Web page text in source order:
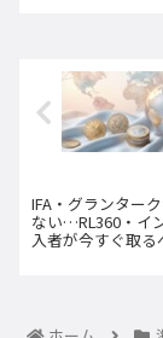
IFA・グランター
ない…RL360・イ
入者が今すぐ取る